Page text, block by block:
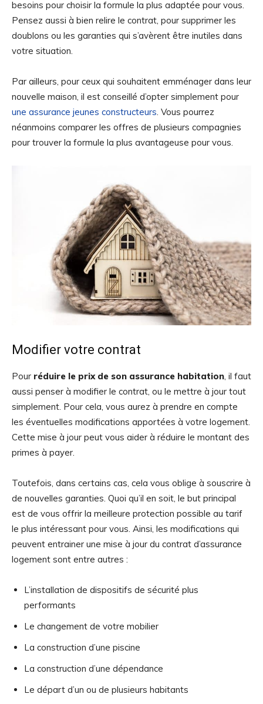
besoins pour choisir la formule la plus adaptée pour vous.
Pensez aussi à bien relire le contrat, pour supprimer les
doublons ou les garanties qui s’avèrent être inutiles dans
votre situation.
Par ailleurs, pour ceux qui souhaitent emménager dans leur
nouvelle maison, il est conseillé d’opter simplement pour
une assurance jeunes constructeurs. Vous pourrez
néanmoins comparer les offres de plusieurs compagnies
pour trouver la formule la plus avantageuse pour vous.
Modifier votre contrat
Pour réduire le prix de son assurance habitation, il faut
aussi penser à modifier le contrat, ou le mettre à jour tout
simplement. Pour cela, vous aurez à prendre en compte
les éventuelles modifications apportées à votre logement.
Cette mise à jour peut vous aider à réduire le montant des
primes à payer.
Toutefois, dans certains cas, cela vous oblige à souscrire à
de nouvelles garanties. Quoi qu’il en soit, le but principal
est de vous offrir la meilleure protection possible au tarif
le plus intéressant pour vous. Ainsi, les modifications qui
peuvent entrainer une mise à jour du contrat d’assurance
logement sont entre autres :
L’installation de dispositifs de sécurité plus
performants
Le changement de votre mobilier
La construction d’une piscine
La construction d’une dépendance
Le départ d’un ou de plusieurs habitants